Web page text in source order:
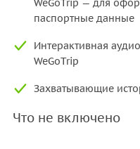
WeGoTrip — для
паспортные данные
Интерактивная
WeGoTrip
Захватывающие
Что не включено